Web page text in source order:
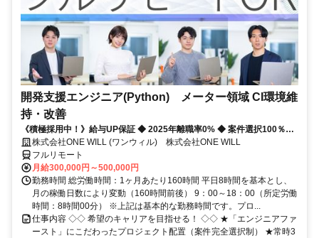
開発支援エンジニア(Python) メーター領域 CI環境維
持・改善
《積極採用中！》給与UP保証 ◆ 2025年離職率0% ◆ 案件選択100％！
◆ 平均残業7時間！
株式会社ONE WILL (ワンウィル) 株式会社ONE WILL
フルリモート
月給300,000円～500,000円
勤務時間 総労働時間：1ヶ月あたり160時間 平日8時間を基本とし、
月の稼働日数により変動（160時間前後） 9：00～18：00（所定労働
時間：8時間00分） ※上記は基本的な勤務時間です。プロ...
仕事内容 ◇◇ 希望のキャリアを目指せる！ ◇◇ ★「エンジニアファ
ースト」にこだわったプロジェクト配置（案件完全選択制） ★常時3